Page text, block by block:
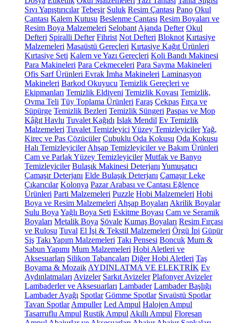
Sıvı Yapıştırıcılar Tebeşir Suluk Resim Çantası Pano Okul
Çantası Kalem Kutusu Beslenme Çantası Resim Boyaları ve
Resim Boya Malzemeleri Selobant Ajanda Defter Okul
Defteri Spiralli Defter Fihrist Not Defteri Bloknot Kırtasiye
Malzemeleri Masaüstü Gereçleri Kırtasiye Kağıt Ürünleri
Kırtasiye Seti Kalem ve Yazı Gereçleri Koli Bandı Makinesi
Para Makineleri Para Çekmeceleri Para Sayma Makineleri
Ofis Sarf Ürünleri Evrak İmha Makineleri Laminasyon
Makineleri Barkod Okuyucu Temizlik Gereçleri ve
Ekipmanları Temizlik Eldiveni Temizlik Kovası Temizlik,
Ovma Teli Tüy Toplama Ürünleri Faraş Çekpas Fırça ve
Süpürge Temizlik Bezleri Temizlik Süngeri Paspas ve Mop
Kâğıt Havlu Tuvalet Kağıdı Islak Mendil Ev Temizlik
Malzemeleri Tuvalet Temizleyici Yüzey TemizleyicilerYağ,
Kireç ve Pas Çözücüler Çubuklu Oda Kokusu Oda Kokusu
Halı Temizleyiciler Ahşap Temizleyiciler ve Bakım Ürünleri
Cam ve Parlak Yüzey Temizleyiciler Mutfak ve Banyo
Temizleyiciler Bulaşık Makinesi Deterjanı Yumuşatıcı
Çamaşır Deterjanı Elde Bulaşık Deterjanı Çamaşır Leke
Çıkarıcılar Kolonya Pazar Arabası ve Çantası Eğlence
Ürünleri Parti Malzemeleri Puzzle Hobi Malzemeleri Hobi
Boya ve Resim Malzemeleri Ahşap Boyaları Akrilik Boyalar
Sulu Boya Yağlı Boya Seti Eskitme Boyası Cam ve Seramik
Boyaları Metalik Boya Şövale Kumaş Boyaları Resim Fırçası
ve Rulosu Tuval El İşi & Tekstil Malzemeleri Örgü İpi Güpür
Şiş Takı Yapım Malzemeleri Takı Pensesi Boncuk Mum &
Sabun Yapımı Mum Malzemeleri Hobi Aletleri ve
Aksesuarları Silikon Tabancaları Diğer Hobi Aletleri Taş
Boyama & Mozaik AYDINLATMA VE ELEKTRİK Ev
Aydınlatmaları Avizeler Sarkıt Avizeler Plafonyer Avizeler
Lambaderler ve Aksesuarları Lambader Lambader Başlığı
Lambader Ayağı Spotlar Gömme Spotlar Sıvaüstü Spotlar
Tavan Spotlar Ampuller Led Ampul Halojen Ampul
Tasarruflu Ampul Rustik Ampul Akıllı Ampul Floresan